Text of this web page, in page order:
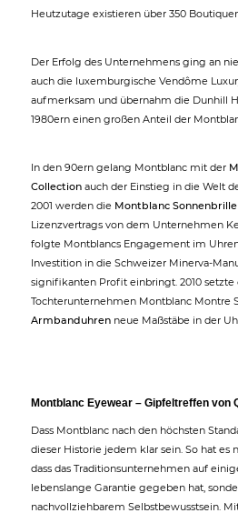
Heutzutage existieren über 350
Der Erfolg des Unternehmens ging an
auch die luxemburgische Vendôme
aufmerksam und übernahm die Dunhill
1980ern einen großen Anteil der
In den 90ern gelang Montblanc mit der
Collection auch der Einstieg in die Welt
2001 werden die Montblanc
Lizenzvertrags von dem Unternehmen
folgte Montblancs Engagement im
Investition in die Schweizer Minerva-
signifikanten Profit einbringt. 2010 setzte
Tochterunternehmen Montblanc Montre
Armbanduhren neue Maßstäbe in der
Montblanc Eyewear – Gipfeltreffen von
Dass Montblanc nach den höchsten
dieser Historie jedem klar sein. So hat es
dass das Traditionsunternehmen auf
lebenslange Garantie gegeben hat,
nachvollziehbarem Selbstbewusstsein.